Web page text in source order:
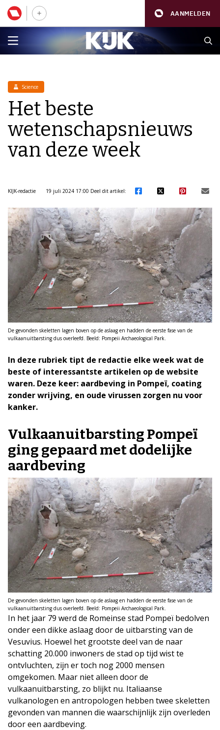
AANMELDEN
Science
Het beste
wetenschapsnieuws
van deze week
KIJK-redactie 19 juli 2024 17:00 Deel dit artikel:
De gevonden skeletten lagen boven op de aslaag en hadden de eerste fase van de
vulkaanuitbarsting dus overleefd. Beeld: Pompeii Archaeological Park.
In deze rubriek tipt de redactie elke week wat de
beste of interessantste artikelen op de website
waren. Deze keer: aardbeving in Pompeï, coating
zonder wrijving, en oude virussen zorgen nu voor
kanker.
Vulkaanuitbarsting Pompeï
ging gepaard met dodelijke
aardbeving
De gevonden skeletten lagen boven op de aslaag en hadden de eerste fase van de
vulkaanuitbarsting dus overleefd. Beeld: Pompeii Archaeological Park.
In het jaar 79 werd de Romeinse stad Pompeï bedolven
onder een dikke aslaag door de uitbarsting van de
Vesuvius. Hoewel het grootste deel van de naar
schatting 20.000 inwoners de stad op tijd wist te
ontvluchten, zijn er toch nog 2000 mensen
omgekomen. Maar niet alleen door de
vulkaanuitbarsting, zo blijkt nu. Italiaanse
vulkanologen en antropologen hebben twee skeletten
gevonden van mannen die waarschijnlijk zijn overleden
door een aardbeving.